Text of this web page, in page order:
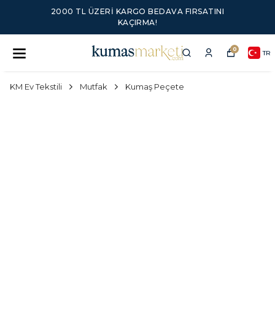
2000 TL ÜZERI KARGO BEDAVA FIRSATINI
KAÇIRMA!
0 TR
KM Ev Tekstili Mutfak Kumaş Peçete